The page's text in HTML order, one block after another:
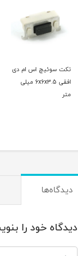
تکت سوئیچ اس ام دی
افقی 5x3X4.3 میلی
دیدگاه‌ها
دیدگاه خود را